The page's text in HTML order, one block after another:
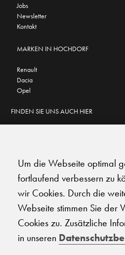
Jobs
Newsletter
Kontakt
MARKEN IN HOCHDORF
Renault
Dacia
Opel
FINDEN SIE UNS AUCH HIER
4.7 ★★★★★
★★★★★
© 2026 Carplanet Galliker
Um die Webseite optimal
fortlaufend verbessern zu
wir Cookies. Durch die
Webseite stimmen Sie der
Cookies zu. Zusätzliche
in unseren